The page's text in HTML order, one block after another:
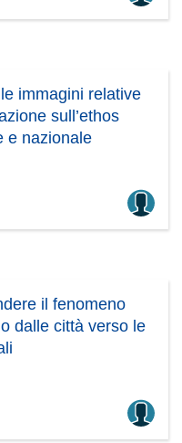
immagini relative
sull’ethos
e nazionale
il fenomeno
dalle città verso le